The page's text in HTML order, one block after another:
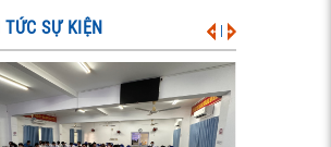
TỨC SỰ KIỆN